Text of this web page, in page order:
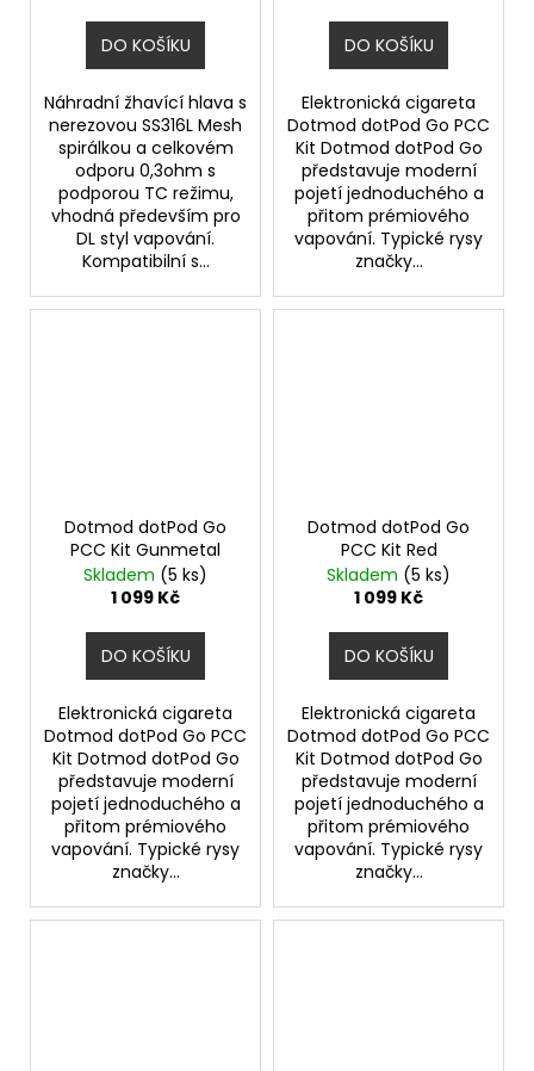
DO KOŠÍKU
Náhradní žhavící hlava s
nerezovou SS316L Mesh
spirálkou a celkovém
odporu 0,3ohm s
podporou TC režimu,
vhodná především pro
DL styl vapování.
Kompatibilní s...
DO KOŠÍKU
Elektronická cigareta
Dotmod dotPod Go PCC
Kit Dotmod dotPod Go
představuje moderní
pojetí jednoduchého a
přitom prémiového
vapování. Typické rysy
značky...
Dotmod dotPod Go
PCC Kit Gunmetal
Skladem (5 ks)
1 099 Kč
DO KOŠÍKU
Elektronická cigareta
Dotmod dotPod Go PCC
Kit Dotmod dotPod Go
představuje moderní
pojetí jednoduchého a
přitom prémiového
vapování. Typické rysy
značky...
Dotmod dotPod Go
PCC Kit Red
Skladem (5 ks)
1 099 Kč
DO KOŠÍKU
Elektronická cigareta
Dotmod dotPod Go PCC
Kit Dotmod dotPod Go
představuje moderní
pojetí jednoduchého a
přitom prémiového
vapování. Typické rysy
značky...